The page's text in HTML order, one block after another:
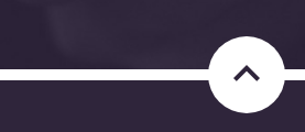
keyboard_arrow_up